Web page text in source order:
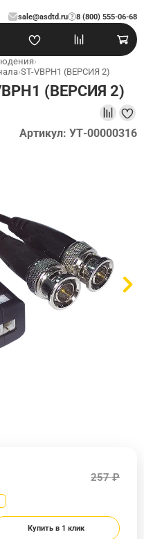
sale@asdtd.ru 8 (800) 555-06-68
?
›
›ST-VBPH1 (ВЕРСИЯ 2)
(ВЕРСИЯ 2)
Артикул: УТ-00000316
257 ₽
Купить в 1 клик